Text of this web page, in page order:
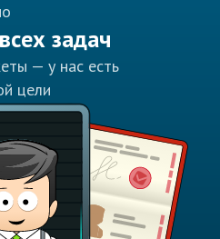
задач
— у нас есть
цели